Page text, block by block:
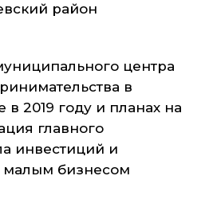
район
центра
в
2019 году и планах на
главного
инвестиций и
малым бизнесом